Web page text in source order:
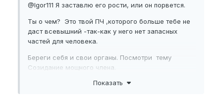
@Igor111 Я заставлю его рости, или он порвется.
Ты о чем? Это твой ПЧ ,которого больше тебе не
даст всевышний -так-как у него нет запасных
частей для человека.
Береги себя и свои органы. Посмотри тему
Созидание мощного члена.
Показать